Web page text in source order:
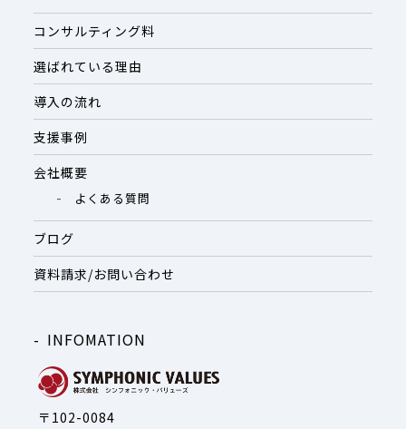
コンサルティング料
選ばれている理由
導入の流れ
支援事例
会社概要
よくある質問
ブログ
資料請求/お問い合わせ
INFOMATION
〒102-0084